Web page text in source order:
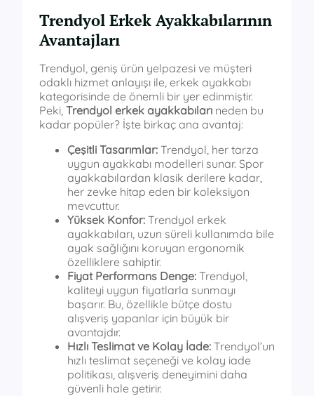
Trendyol Erkek Ayakkabılarının
Avantajları
Trendyol, geniş ürün yelpazesi ve müşteri
odaklı hizmet anlayışı ile, erkek ayakkabı
kategorisinde de önemli bir yer edinmiştir.
Peki, Trendyol erkek ayakkabıları neden bu
kadar popüler? İşte birkaç ana avantaj:
Çeşitli Tasarımlar: Trendyol, her tarza
uygun ayakkabı modelleri sunar. Spor
ayakkabılardan klasik derilere kadar,
her zevke hitap eden bir koleksiyon
mevcuttur.
Yüksek Konfor: Trendyol erkek
ayakkabıları, uzun süreli kullanımda bile
ayak sağlığını koruyan ergonomik
özelliklere sahiptir.
Fiyat Performans Denge: Trendyol,
kaliteyi uygun fiyatlarla sunmayı
başarır. Bu, özellikle bütçe dostu
alışveriş yapanlar için büyük bir
avantajdır.
Hızlı Teslimat ve Kolay İade: Trendyol’un
hızlı teslimat seçeneği ve kolay iade
politikası, alışveriş deneyimini daha
güvenli hale getirir.